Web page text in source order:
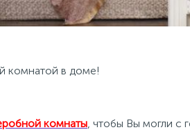
комнатой в доме!
комнаты, чтобы Вы могли с